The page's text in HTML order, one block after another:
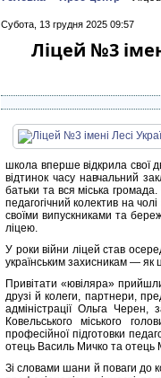
Субота, 13 грудня 2025 09:57
Ліцей №3
школа вперше відкрила свої
відтинок часу навчальний
батьки та вся міська
педагогічний колектив на
своїми випускниками та
ліцею.
У роки війни ліцей став
українським захисникам —
Привітати «ювіляра»
друзі й колеги, партнери,
адміністрації Ольга Черен,
Ковельського міського
професійної підготовки
отець Василь Мичко та отець
Зі словами шани й поваги до